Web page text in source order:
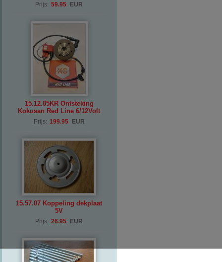
Prijs: 59.95 EUR
15.12.85KR Ontsteking
Kokusan Red Line 6/12Volt
Prijs: 199.95 EUR
15.57.07 Koppeling dekplaat
5V
Prijs: 26.95 EUR